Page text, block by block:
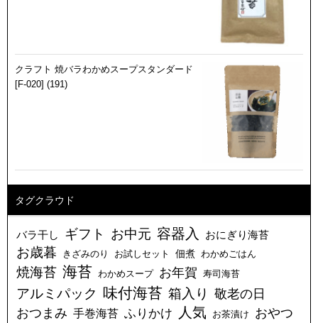
クラフト 焼バラわかめスープスタンダード
[F-020] (191)
タグクラウド
バラ干し ギフト お中元 容器入 おにぎり海苔
お歳暮 きざみのり お試しセット 佃煮 わかめごはん
焼海苔 海苔 わかめスープ お年賀 寿司海苔
アルミパック 味付海苔 箱入り 敬老の日
おつまみ 手巻海苔 ふりかけ 人気 お茶漬け おやつ